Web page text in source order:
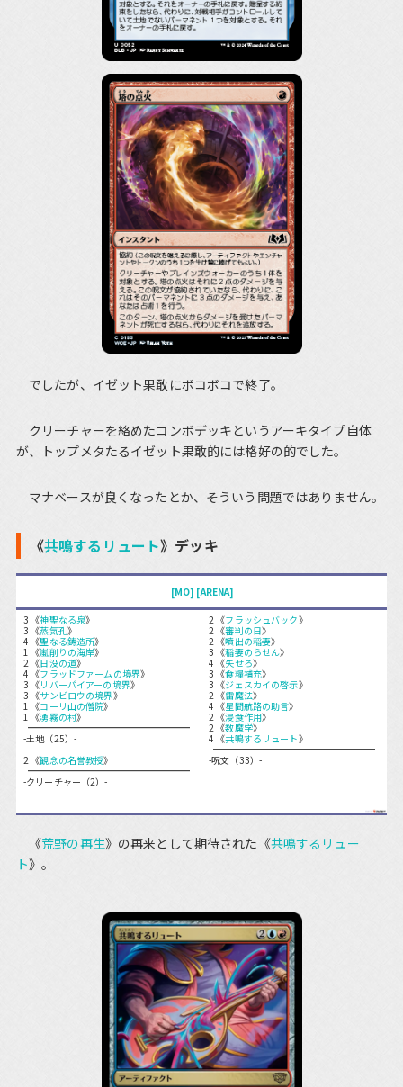
でしたが、イゼット果敢にボコボコで終了。
クリーチャーを絡めたコンボデッキというアーキタイプ自体
が、トップメタたるイゼット果敢的には格好の的でした。
マナベースが良くなったとか、そういう問題ではありません。
《共鳴するリュート》デッキ
[MO] [ARENA]
3 《神聖なる泉》
3 《蒸気孔》
4 《聖なる鋳造所》
1 《嵐削りの海岸》
2 《日没の道》
4 《フラッドファームの境界》
3 《リバーパイアーの境界》
3 《サンビロウの境界》
1 《コーリ山の僧院》
1 《湧霧の村》
-土地（25）-
2 《観念の名誉教授》
-クリーチャー（2）-
2 《フラッシュバック》
2 《審判の日》
2 《噴出の稲妻》
3 《稲妻のらせん》
4 《失せろ》
3 《食糧補充》
3 《ジェスカイの啓示》
2 《雷魔法》
4 《星間航路の助言》
2 《浸食作用》
2 《数魔学》
4 《共鳴するリュート》
-呪文（33）-
《荒野の再生》の再来として期待された《共鳴するリュー
ト》。